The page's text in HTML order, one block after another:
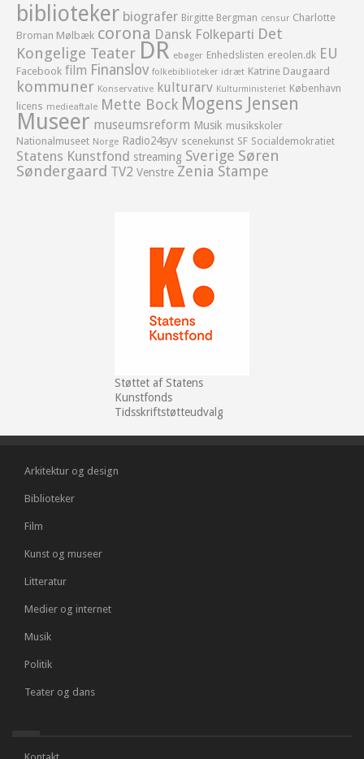
biblioteker biografer Birgitte Bergman censur Charlotte
Broman Mølbæk corona Dansk Folkeparti Det
Kongelige Teater DR ebøger Enhedslisten ereolen.dk EU
Facebook film Finanslov folkebiblioteker idræt Katrine Daugaard
kommuner Konservative kulturarv Kulturministeriet København
licens medieaftale Mette Bock Mogens Jensen
Museer museumsreform Musik musikskoler
Nationalmuseet Norge Radio24syv scenekunst SF Socialdemokratiet
Statens Kunstfond streaming Sverige Søren
Søndergaard TV2 Venstre Zenia Stampe
Støttet af Statens
Kunstfonds
Tidsskriftstøtteudvalg
Arkitektur og design
Biblioteker
Film
Kunst og museer
Litteratur
Medier og internet
Musik
Politik
Teater og dans